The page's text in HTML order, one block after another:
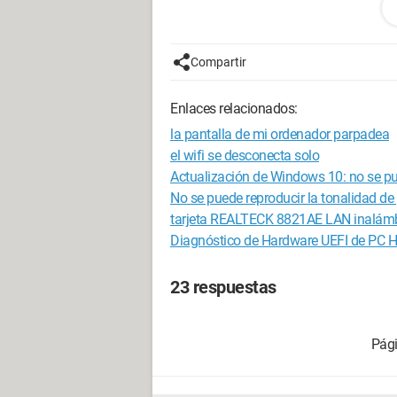
en cuanto a los drivers, he verificado,
ver con la prueba de los tonos... no
¡estoy perdido! lo peor, como dije
por favor, ¿alguien tendría una solución?
Internet Explorer 7.0
Compartir
Enlaces relacionados:
la pantalla de mi ordenador parpadea
el wifi se desconecta solo
Actualización de Windows 10: no se
No se puede reproducir la tonalidad
tarjeta REALTECK 8821AE LAN
Diagnóstico de Hardware UEFI de PC
23 respuestas